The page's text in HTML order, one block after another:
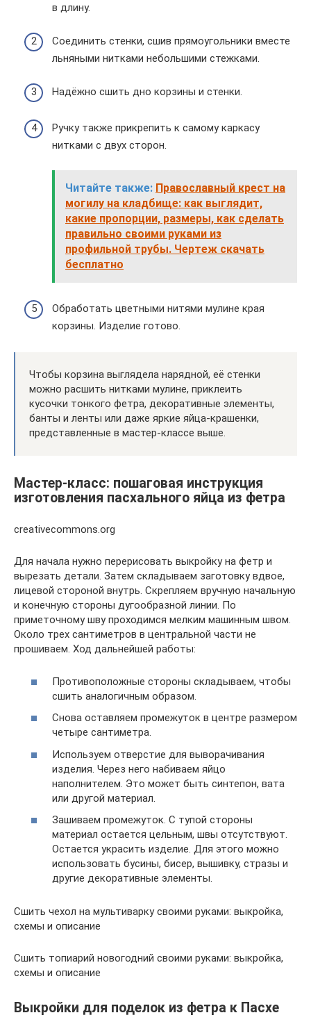
в длину.
Соединить стенки, сшив прямоугольники вместе
льняными нитками небольшими стежками.
Надёжно сшить дно корзины и стенки.
Ручку также прикрепить к самому каркасу
нитками с двух сторон.
Читайте также: Православный крест на
могилу на кладбище: как выглядит,
какие пропорции, размеры, как сделать
правильно своими руками из
профильной трубы. Чертеж скачать
бесплатно
Обработать цветными нитями мулине края
корзины. Изделие готово.
Чтобы корзина выглядела нарядной, её стенки
можно расшить нитками мулине, приклеить
кусочки тонкого фетра, декоративные элементы,
банты и ленты или даже яркие яйца-крашенки,
представленные в мастер-классе выше.
Мастер-класс: пошаговая инструкция
изготовления пасхального яйца из фетра
creativecommons.org
Для начала нужно перерисовать выкройку на фетр и
вырезать детали. Затем складываем заготовку вдвое,
лицевой стороной внутрь. Скрепляем вручную начальную
и конечную стороны дугообразной линии. По
приметочному шву проходимся мелким машинным швом.
Около трех сантиметров в центральной части не
прошиваем. Ход дальнейшей работы:
Противоположные стороны складываем, чтобы
сшить аналогичным образом.
Снова оставляем промежуток в центре размером
четыре сантиметра.
Используем отверстие для выворачивания
изделия. Через него набиваем яйцо
наполнителем. Это может быть синтепон, вата
или другой материал.
Зашиваем промежуток. С тупой стороны
материал остается цельным, швы отсутствуют.
Остается украсить изделие. Для этого можно
использовать бусины, бисер, вышивку, стразы и
другие декоративные элементы.
Сшить чехол на мультиварку своими руками: выкройка,
схемы и описание
Сшить топиарий новогодний своими руками: выкройка,
схемы и описание
Выкройки для поделок из фетра к Пасхе